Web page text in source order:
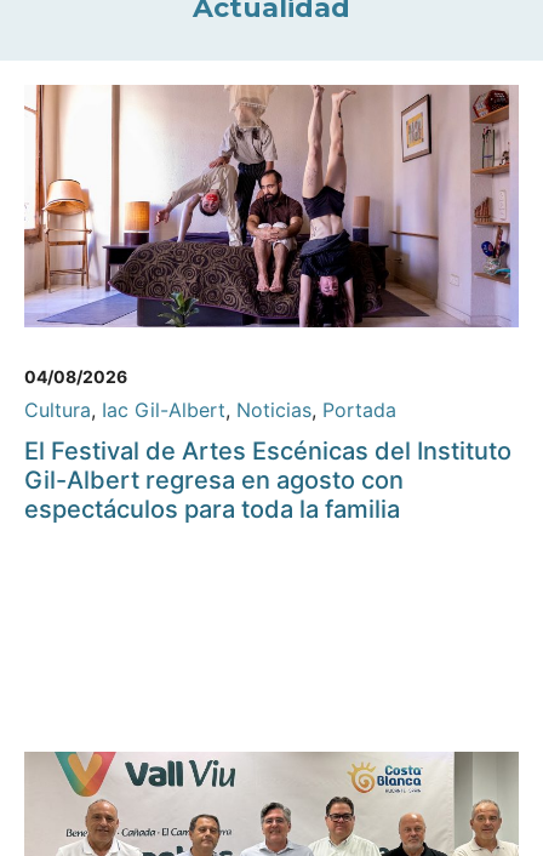
Actualidad
04/08/2026
Cultura, Iac Gil-Albert, Noticias, Portada
El Festival de Artes Escénicas del Instituto
Gil-Albert regresa en agosto con
espectáculos para toda la familia